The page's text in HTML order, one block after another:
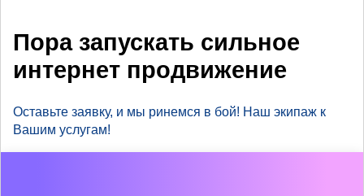
Пора запускать сильное
интернет продвижение
Оставьте заявку, и мы ринемся в бой! Наш экипаж к
Вашим услугам!